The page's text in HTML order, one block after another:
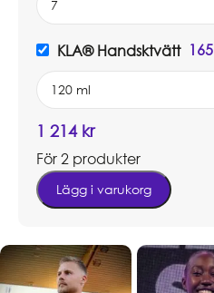
KLA® Handsktvätt 165
1 214 kr
För 2 produkter
Lägg i varukorg